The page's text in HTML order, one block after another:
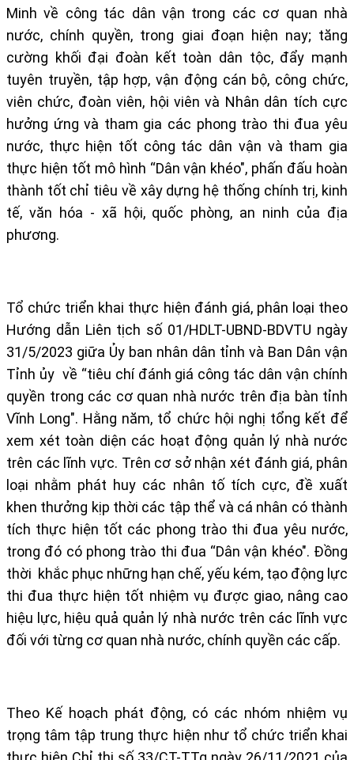
Minh về công tác dân vận trong các cơ quan nhà
nước, chính quyền, trong giai đoạn hiện nay; tăng
cường khối đại đoàn kết toàn dân tộc, đẩy mạnh
tuyên truyền, tập hợp, vận động cán bộ, công chức,
viên chức, đoàn viên, hội viên và Nhân dân tích cực
hưởng ứng và tham gia các phong trào thi đua yêu
nước, thực hiện tốt công tác dân vận và tham gia
thực hiện tốt mô hình “Dân vận khéo", phấn đấu hoàn
thành tốt chỉ tiêu về xây dựng hệ thống chính trị, kinh
tế, văn hóa - xã hội, quốc phòng, an ninh của địa
phương.
Tổ chức triển khai thực hiện đánh giá, phân loại theo
Hướng dẫn Liên tịch số 01/HDLT-UBND-BDVTU ngày
31/5/2023 giữa Ủy ban nhân dân tỉnh và Ban Dân vận
Tỉnh ủy về “tiêu chí đánh giá công tác dân vận chính
quyền trong các cơ quan nhà nước trên địa bàn tỉnh
Vĩnh Long". Hằng năm, tổ chức hội nghị tổng kết để
xem xét toàn diện các hoạt động quản lý nhà nước
trên các lĩnh vực. Trên cơ sở nhận xét đánh giá, phân
loại nhằm phát huy các nhân tố tích cực, đề xuất
khen thưởng kịp thời các tập thể và cá nhân có thành
tích thực hiện tốt các phong trào thi đua yêu nước,
trong đó có phong trào thi đua “Dân vận khéo". Đồng
thời khắc phục những hạn chế, yếu kém, tạo động lực
thi đua thực hiện tốt nhiệm vụ được giao, nâng cao
hiệu lực, hiệu quả quản lý nhà nước trên các lĩnh vực
đối với từng cơ quan nhà nước, chính quyền các cấp.
Theo Kế hoạch phát động, có các nhóm nhiệm vụ
trọng tâm tập trung thực hiện như tổ chức triển khai